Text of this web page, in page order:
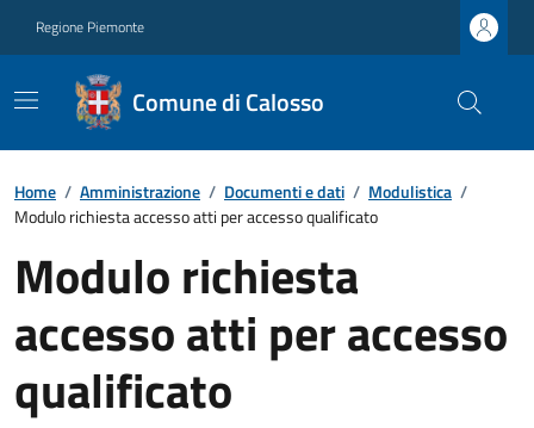
Regione Piemonte
Comune di Calosso
Home / Amministrazione / Documenti e dati / Modulistica /
Modulo richiesta accesso atti per accesso qualificato
Modulo richiesta
accesso atti per accesso
qualificato